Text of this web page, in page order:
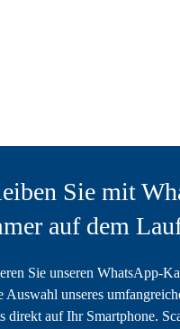
Sie mit
auf dem
Sie unseren WhatsApp-
Auswahl unseres
direkt auf Ihr Smartphone.